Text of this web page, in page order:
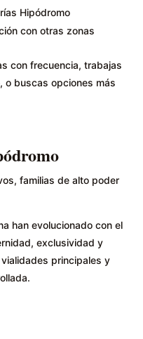
Hipódromo
con otras zonas
con frecuencia, trabajas
o buscas opciones más
familias de alto poder
han evolucionado con el
exclusividad y
principales y